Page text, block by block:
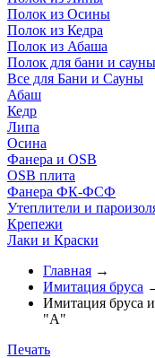
Полок из Осины
Полок из Кедра
Полок из Абаша
Полок для бани и сауны
Все для Бани и Сауны
Абаш
Кедр
Липа
Осина
Фанера и OSB
OSB плита
Фанера ФК-ФСФ
Утеплители и
Крепежи
Лаки и Краски
Главная →
Имитация бруса
Имитация бруса
"A"
Печать